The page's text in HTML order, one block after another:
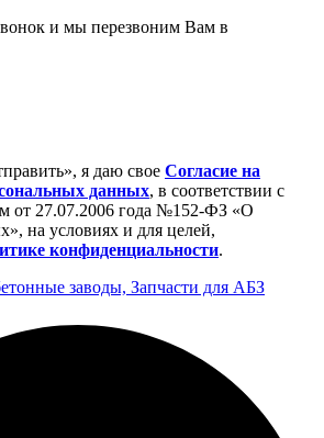
и мы перезвоним Вам в
я даю свое Cогласие на
данных, в соответствии с
от 27.07.2006 года №152-ФЗ «О
на условиях и для целей,
конфиденциальности.